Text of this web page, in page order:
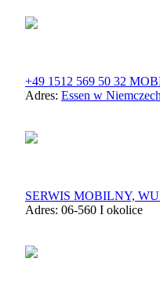
+49 1512 569 50 32
Adres: Essen w Niemczech
SERWIS MOBILNY,
Adres: 06-560 I okolice